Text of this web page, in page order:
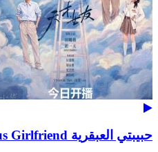
حبيبتي العبقرية Genius Girlfriend